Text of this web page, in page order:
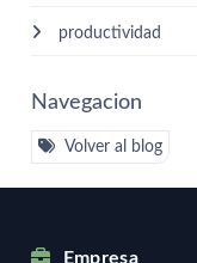
productividad
Navegacion
Volver al blog
Empresa